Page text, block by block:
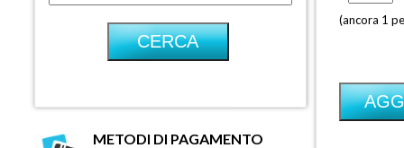
METODI DI PAGAMENTO
(ancora 1